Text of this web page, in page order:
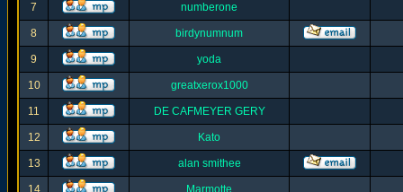
7 numberone
8 birdynumnum
9 yoda
10 greatxerox1000
11 DE CAFMEYER GERY
12 Kato
13 alan smithee
14 Marmotte